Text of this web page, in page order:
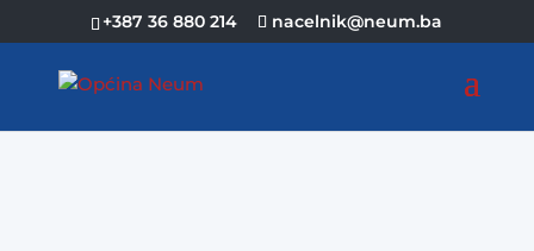
+387 36 880 214 nacelnik@neum.ba